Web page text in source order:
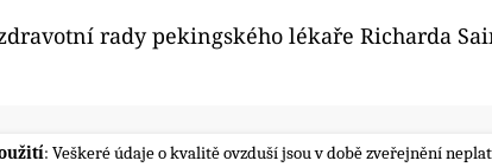
rady pekingského lékaře Richarda
: Veškeré údaje o kvalitě ovzduší jsou v době zveřejnění